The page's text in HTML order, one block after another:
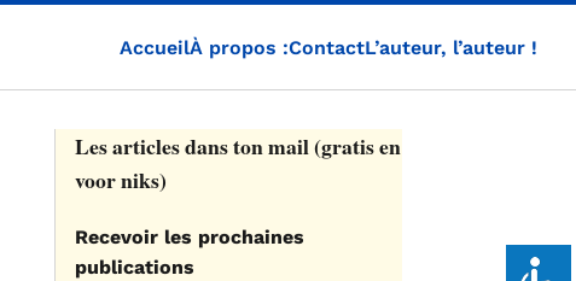
AccueilÀ propos :ContactL’auteur, l’auteur !
Les articles dans ton mail (gratis en
voor niks)
Recevoir les prochaines
publications